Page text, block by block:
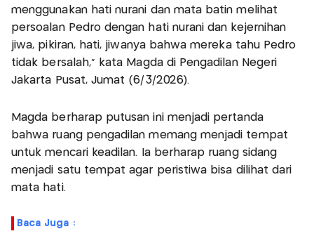
menggunakan hati nurani dan mata batin melihat
persoalan Pedro dengan hati nurani dan kejernihan
jiwa, pikiran, hati, jiwanya bahwa mereka tahu Pedro
tidak bersalah," kata Magda di Pengadilan Negeri
Jakarta Pusat, Jumat (6/3/2026).
Magda berharap putusan ini menjadi pertanda
bahwa ruang pengadilan memang menjadi tempat
untuk mencari keadilan. Ia berharap ruang sidang
menjadi satu tempat agar peristiwa bisa dilihat dari
mata hati.
Baca Juga :